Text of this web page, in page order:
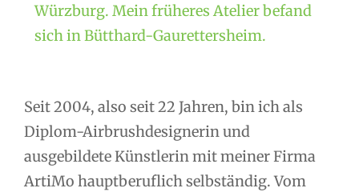
Würzburg. Mein früheres Atelier befand
sich in Bütthard-Gaurettersheim.
Seit 2004, also seit 22 Jahren, bin ich als
Diplom-Airbrushdesignerin und
ausgebildete Künstlerin mit meiner Firma
ArtiMo hauptberuflich selbständig. Vom